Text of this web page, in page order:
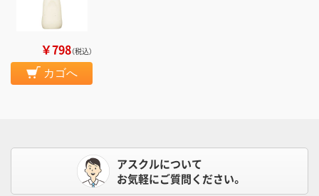
￥798（税込）
カゴへ
アスクルについて
お気軽にご質問ください。